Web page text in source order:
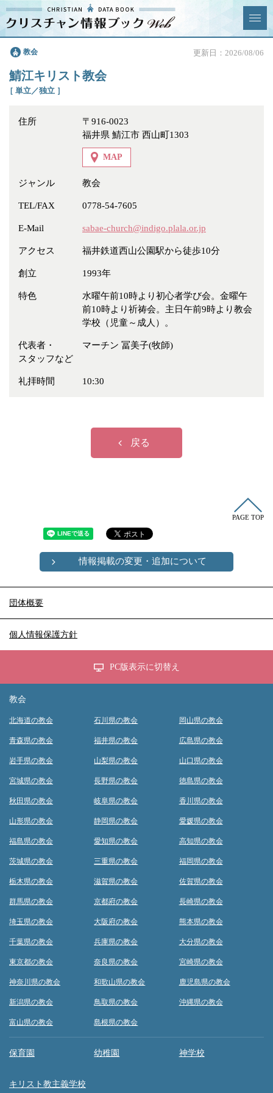
クリスチャン
情報ブックとは
News & Topics
よくあるご質問
教会 学校・幼稚園・神学校
特別集会奉仕者 医療・福祉
冠婚葬祭
教団教派 宿泊・研修施設
お店・企業・その他
フリーワード
教会 更新日：2026/08/06
鯖江キリスト教会
［ 単立／独立 ］
住所
〒916-0023
福井県 鯖江市 西山町1303
MAP
ジャンル 教会
TEL/FAX 0778-54-7605
E-Mail sabae-church@indigo.plala.or.jp
アクセス 福井鉄道西山公園駅から徒歩10分
創立 1993年
特色
水曜午前10時より初心者学び会。金曜午
前10時より祈祷会。主日午前9時より教会
学校（児童～成人）。
代表者・
スタッフなど
マーチン 冨美子(牧師)
礼拝時間 10:30
戻る
PAGE TOP
情報掲載の変更・追加について
団体概要
個人情報保護方針
PC版表示に切替え
教会
北海道の教会
青森県の教会
岩手県の教会
宮城県の教会
秋田県の教会
山形県の教会
福島県の教会
茨城県の教会
栃木県の教会
群馬県の教会
埼玉県の教会
千葉県の教会
東京都の教会
神奈川県の教会
新潟県の教会
富山県の教会
石川県の教会
福井県の教会
山梨県の教会
長野県の教会
岐阜県の教会
静岡県の教会
愛知県の教会
三重県の教会
滋賀県の教会
京都府の教会
大阪府の教会
兵庫県の教会
奈良県の教会
和歌山県の教会
鳥取県の教会
島根県の教会
岡山県の教会
広島県の教会
山口県の教会
徳島県の教会
香川県の教会
愛媛県の教会
高知県の教会
福岡県の教会
佐賀県の教会
長崎県の教会
熊本県の教会
大分県の教会
宮崎県の教会
鹿児島県の教会
沖縄県の教会
保育園 幼稚園 神学校
キリスト教主義学校